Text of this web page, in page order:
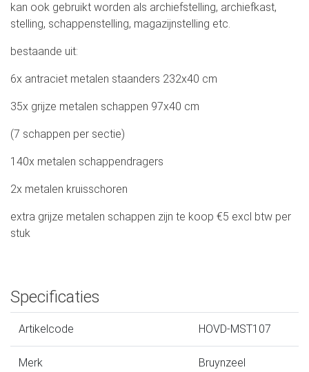
kan ook gebruikt worden als archiefstelling, archiefkast,
stelling, schappenstelling, magazijnstelling etc.
bestaande uit:
6x antraciet metalen staanders 232x40 cm
35x grijze metalen schappen 97x40 cm
(7 schappen per sectie)
140x metalen schappendragers
2x metalen kruisschoren
extra grijze metalen schappen zijn te koop €5 excl btw per
stuk
Specificaties
Artikelcode HOVD-MST107
Merk Bruynzeel